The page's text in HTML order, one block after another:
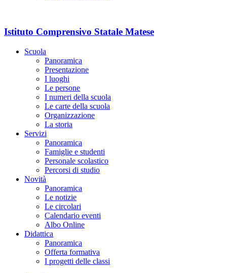
Istituto Comprensivo Statale Matese
Scuola
Panoramica
Presentazione
I luoghi
Le persone
I numeri della scuola
Le carte della scuola
Organizzazione
La storia
Servizi
Panoramica
Famiglie e studenti
Personale scolastico
Percorsi di studio
Novità
Panoramica
Le notizie
Le circolari
Calendario eventi
Albo Online
Didattica
Panoramica
Offerta formativa
I progetti delle classi